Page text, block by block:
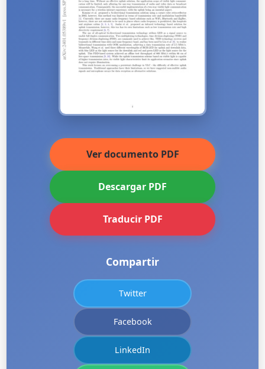
Ver documento PDF
Descargar PDF
Traducir PDF
Compartir
Twitter
Facebook
LinkedIn